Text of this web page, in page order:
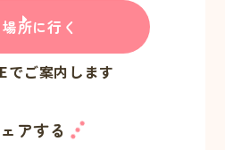
所に行く
でご案内します
アする